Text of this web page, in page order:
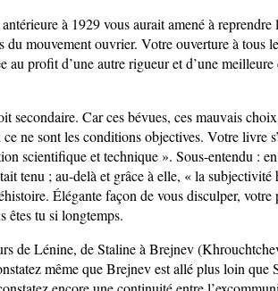
à 1929 vous aurait amené à reprendre
du mouvement ouvrier. Votre ouverture à tous
au profit d’une autre rigueur et d’une meilleure
secondaire. Car ces bévues, ces mauvais
ne sont les conditions objectives. Votre livre
scientifique et technique ». Sous-entendu :
tenu ; au-delà et grâce à elle, « la subjectivité
Élégante façon de vous disculper, votre
êtes tu si longtemps.
de Lénine, de Staline à Brejnev
même que Brejnev est allé plus loin que